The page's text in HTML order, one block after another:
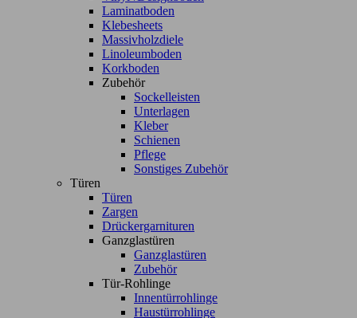
Laminatboden
Klebesheets
Massivholzdiele
Linoleumboden
Korkboden
Zubehör
Sockelleisten
Unterlagen
Kleber
Schienen
Pflege
Sonstiges Zubehör
Türen
Türen
Zargen
Drückergarnituren
Ganzglastüren
Ganzglastüren
Zubehör
Tür-Rohlinge
Innentürrohlinge
Haustürrohlinge